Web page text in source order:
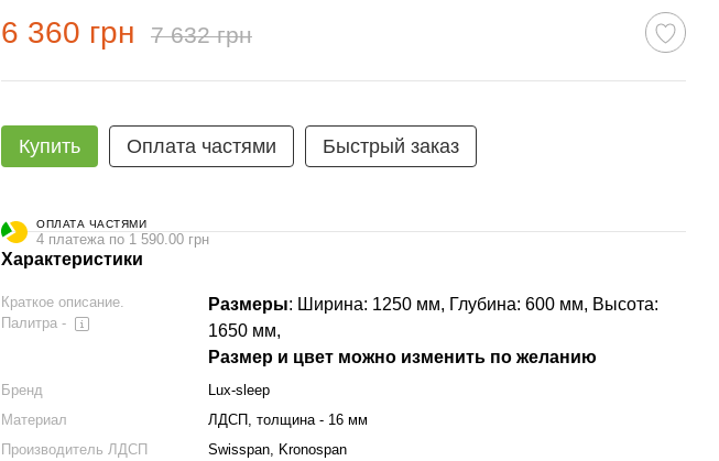
6 360 грн 7 632 грн
Купить Оплата частями Быстрый заказ
ОПЛАТА ЧАСТЯМИ
4 платежа по 1 590.00 грн
Характеристики
Краткое описание.
Палитра -
Размеры: Ширина: 1250 мм, Глубина: 600 мм, Высота:
1650 мм,
Размер и цвет можно изменить по желанию
Бренд
Lux-sleep
Материал
ЛДСП, толщина - 16 мм
Производитель ЛДСП
Swisspan, Kronospan